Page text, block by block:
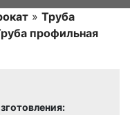
» Труба
профильная